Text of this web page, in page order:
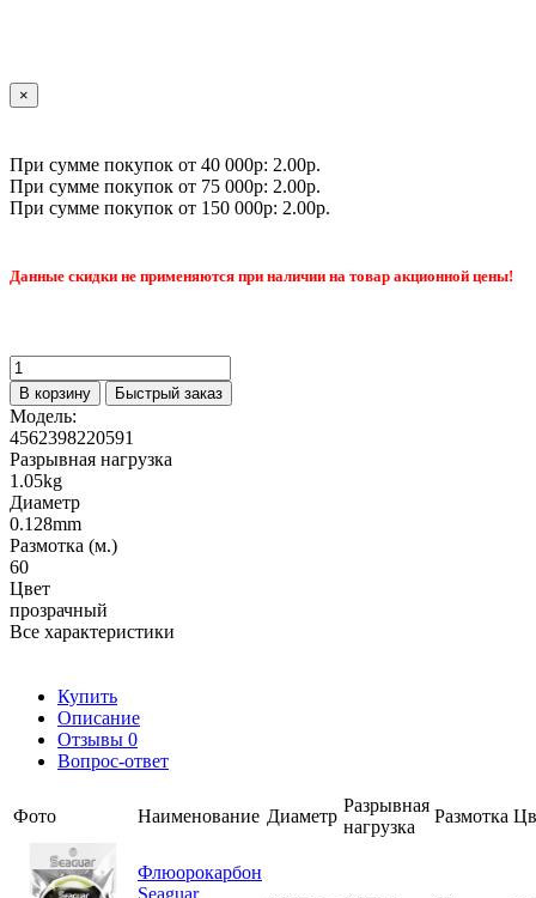
×
При сумме покупок от 40 000р: 2.00р.
При сумме покупок от 75 000р: 2.00р.
При сумме покупок от 150 000р: 2.00р.
Данные скидки не применяются при наличии на товар акционной цены!
В корзину Быстрый заказ
Модель:
4562398220591
Разрывная нагрузка
1.05kg
Диаметр
0.128mm
Размотка (м.)
60
Цвет
прозрачный
Все характеристики
Купить
Описание
Отзывы 0
Вопрос-ответ
Фото Наименование Диаметр
Разрывная
нагрузка
Размотка
Флюорокарбон